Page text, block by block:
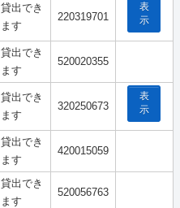
貸出でき
ます
220319701
表
示
貸出でき
ます
520020355
貸出でき
ます
320250673
表
示
貸出でき
ます
420015059
貸出でき
ます
520056763